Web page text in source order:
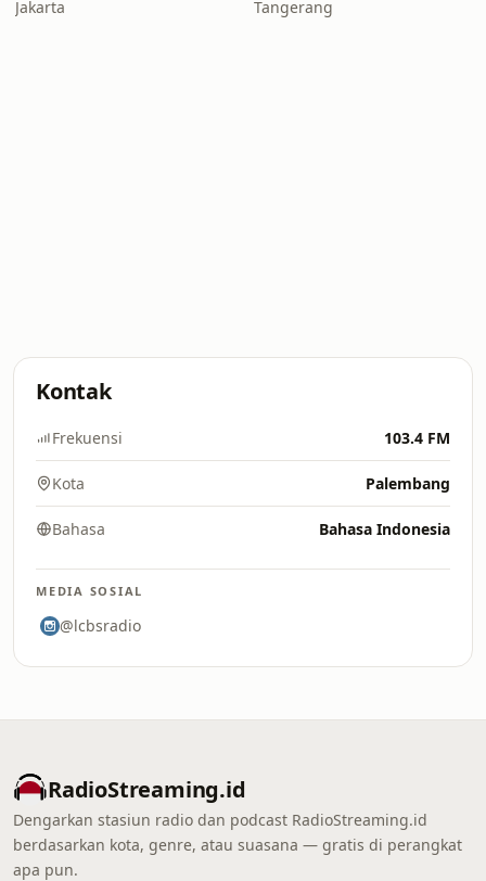
Jakarta Tangerang
Kontak
Frekuensi 103.4 FM
Kota Palembang
Bahasa Bahasa Indonesia
MEDIA SOSIAL
@lcbsradio
RadioStreaming.id
Dengarkan stasiun radio dan podcast RadioStreaming.id
berdasarkan kota, genre, atau suasana — gratis di perangkat
apa pun.